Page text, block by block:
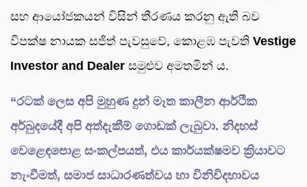
සහ ආයෝජකයන් විසින් තීරණය කරනු ඇති බව
විපක්ෂ නායක සජිත් පැවසුවේ, කොළඹ පැවති Vestige
Investor and Dealer සමුළුව අමතමින් ය.
“රටක් ලෙස අපි මුහුණ දුන් මෑත කාලීන ආර්ථික
අර්බුදයේදී අපි අත්දැකීම් ගොඩක් ලැබුවා. නිදහස්
වෙළෙඳපොළ සංකල්පයත්, එය කාර්යක්ෂමව ක්‍රියාවට
නැංවීමත්, සමාජ සාධාරණත්වය හා විනිවිදභාවය